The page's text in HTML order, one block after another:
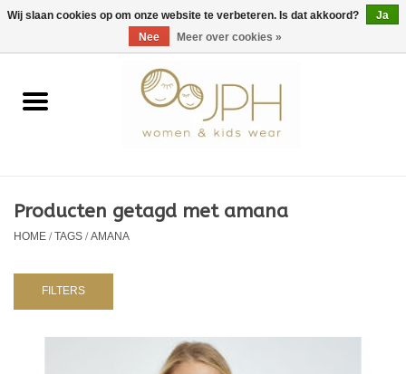
EUR/GBP/USD 0 Artikelen - €0,00
Home
Kids
NURSERY / TABLEWARE
Producten getagd met amana
HOME/TAGS/AMANA
FILTERS
Wij slaan cookies op om onze website te verbeteren. Is dat akkoord?
Ja
Nee
Meer over cookies »